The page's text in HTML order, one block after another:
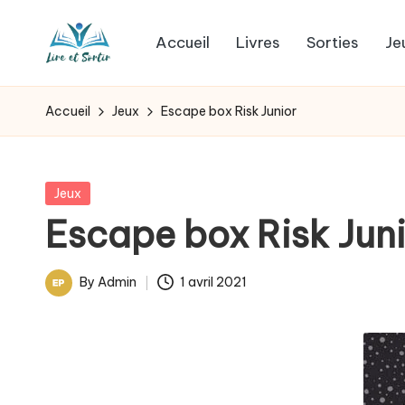
L
i
e
e
t
livres
pour
les
goûts,
des
pour
Accueil Livres Sorties
Accueil Jeux Escape box Risk Junior
Posted
Jeux
Escape box Risk
Posted
By Admin 1 avril 2021